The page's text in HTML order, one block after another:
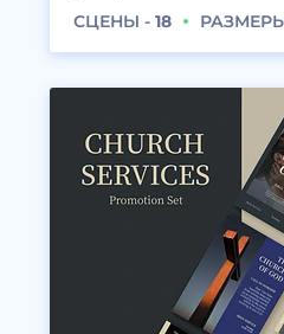
СЦЕНЫ - 18